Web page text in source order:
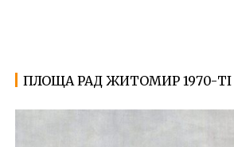
12.02.2024
Ф
ПЛОЩА РАД ЖИТОМИР 1970-ТІ